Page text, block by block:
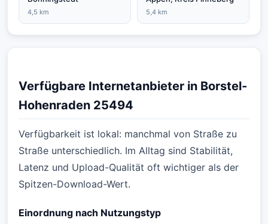
4,5 km 5,4 km
Verfügbare Internetanbieter in Borstel-
Hohenraden 25494
Verfügbarkeit ist lokal: manchmal von Straße zu
Straße unterschiedlich. Im Alltag sind Stabilität,
Latenz und Upload-Qualität oft wichtiger als der
Spitzen-Download-Wert.
Einordnung nach Nutzungstyp